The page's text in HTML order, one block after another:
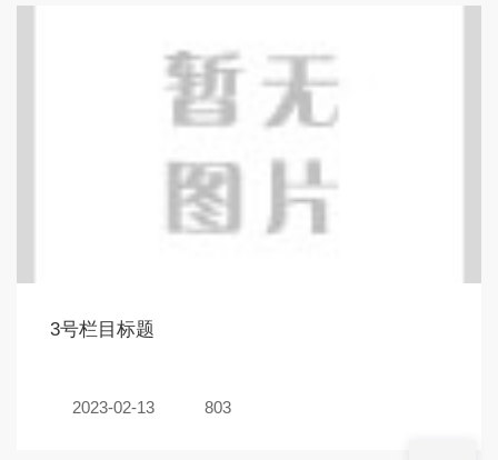
3号栏目标题
2023-02-13 803